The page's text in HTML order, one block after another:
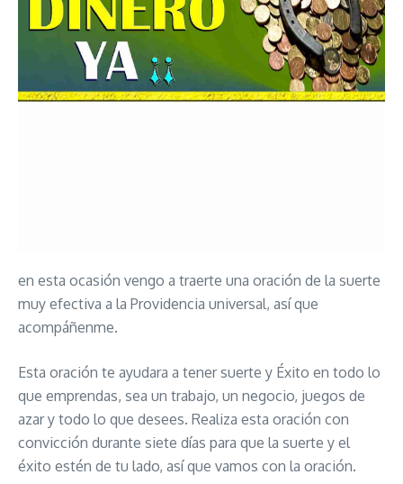
en esta ocasión vengo a traerte una oración de la suerte
muy efectiva a la Providencia universal, así que
acompáñenme.
Esta oración te ayudara a tener suerte y Éxito en todo lo
que emprendas, sea un trabajo, un negocio, juegos de
azar y todo lo que desees. Realiza esta oración con
convicción durante siete días para que la suerte y el
éxito estén de tu lado, así que vamos con la oración.